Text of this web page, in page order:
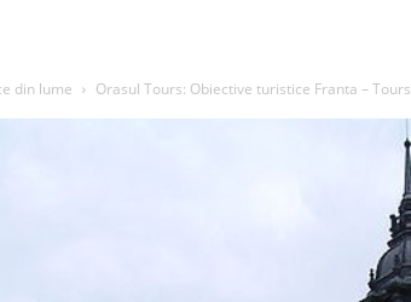
din lume Orasul Tours: Obiective turistice Franta – Tours